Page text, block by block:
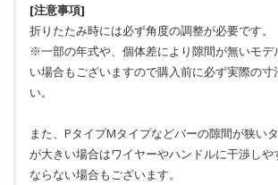
[注意事項]
折りたたみ時には必ず角度の調整が必要です。
※一部の年式や、個体差により隙間が無いモデ
い場合もございますので購入前に必ず実際の寸
い。
また、PタイプMタイプなどバーの隙間が狭い
が大きい場合はワイヤーやハンドルに干渉しや
ならない場合もございます。